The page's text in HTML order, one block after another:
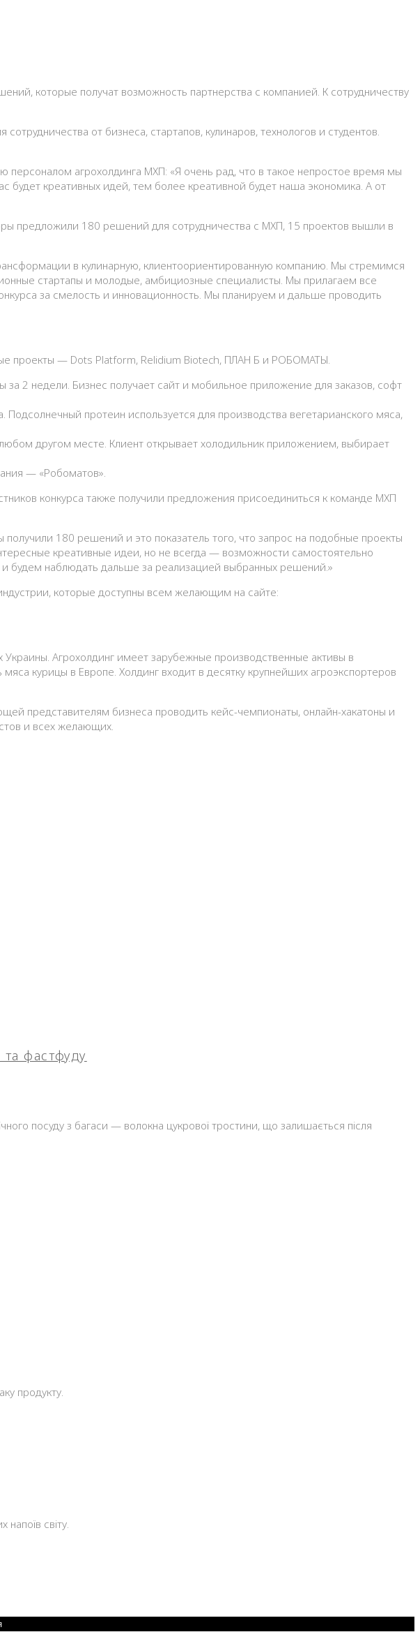
которые получат возможность партнерства с компанией. К сотрудничеству
от бизнеса, стартапов, кулинаров, технологов и студентов.
персоналом агрохолдинга МХП: «Я очень рад, что в такое непростое время мы
креативных идей, тем более креативной будет наша экономика. А от
предложили 180 решений для сотрудничества с МХП, 15 проектов вышли в
в кулинарную, клиентоориентированную компанию. Мы стремимся
стартапы и молодые, амбициозные специалисты. Мы прилагаем все
за смелость и инновационность. Мы планируем и дальше проводить
проекты — Dots Platform, Relidium Biotech, ПЛАН Б и РОБОМАТЫ.
2 недели. Бизнес получает сайт и мобильное приложение для заказов, софт
протеин используется для производства вегетарианского мяса,
другом месте. Клиент открывает холодильник приложением, выбирает
— «Робоматов».
конкурса также получили предложения присоединиться к команде МХП
180 решений и это показатель того, что запрос на подобные проекты
креативные идеи, но не всегда — возможности самостоятельно
и будем наблюдать дальше за реализацией выбранных решений.»
которые доступны всем желающим на сайте:
Агрохолдинг имеет зарубежные производственные активы в
курицы в Европе. Холдинг входит в десятку крупнейших агроэкспортеров
представителям бизнеса проводить кейс-чемпионаты, онлайн-хакатоны и
и всех желающих.
фастфуду
посуду з багаси — волокна цукрової тростини, що залишається після
продукту.
світу.